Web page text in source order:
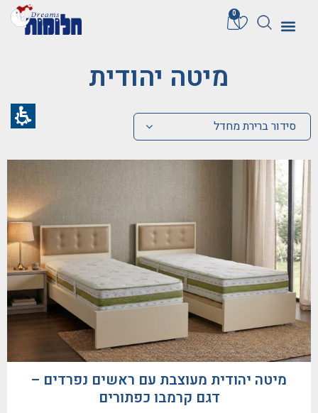
כדי
לעבור
תוכן
0
מיטה יהודית
סידור ברירת מחדל
מיטה יהודית מעוצבת עם ראשים נפרדים –
דגם קרמבו כפתורים